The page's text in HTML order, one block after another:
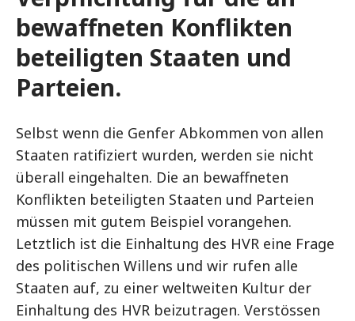
bewaffneten Konflikten
beteiligten Staaten und
Parteien.
Selbst wenn die Genfer Abkommen von allen
Staaten ratifiziert wurden, werden sie nicht
überall eingehalten. Die an bewaffneten
Konflikten beteiligten Staaten und Parteien
müssen mit gutem Beispiel vorangehen.
Letztlich ist die Einhaltung des HVR eine Frage
des politischen Willens und wir rufen alle
Staaten auf, zu einer weltweiten Kultur der
Einhaltung des HVR beizutragen. Verstössen